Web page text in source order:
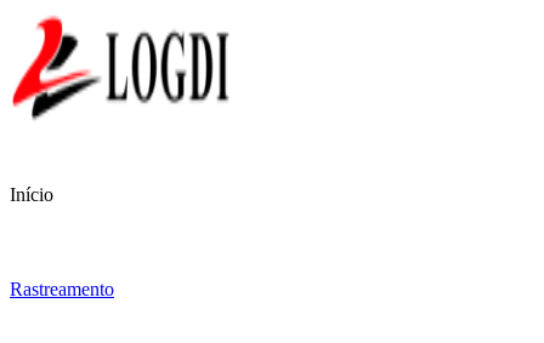
Início
Rastreamento